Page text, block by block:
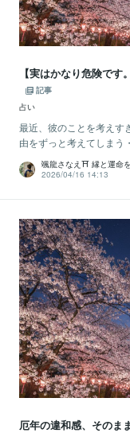
【実はかなり危険です
記事
占い
最近、彼のことを考えす
由をずっと考えてしまう
颯龍さなえ⛩ 縁と運命
2026/04/16 14:13
厄年の違和感、そのま